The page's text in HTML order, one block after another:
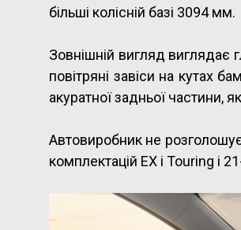
більші колісній базі 3094 мм.
Зовнішній вигляд виглядає
повітряні завіси на кутах
акуратної задньої частини,
Автовиробник не
комплектацій EX і Touring і